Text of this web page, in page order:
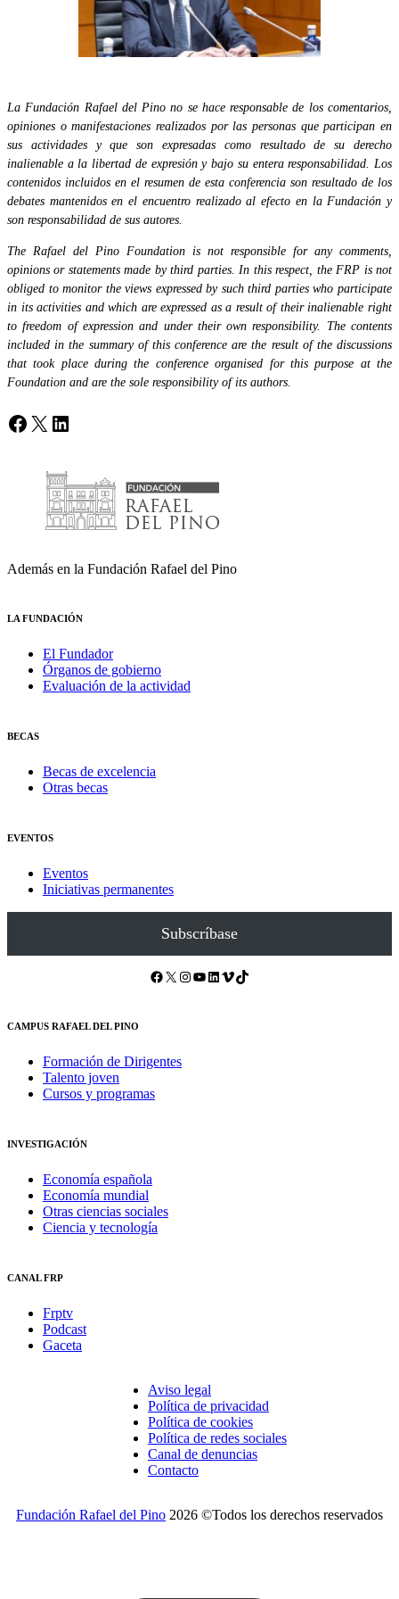
La Fundación Rafael del Pino no se hace responsable de los comentarios,
opiniones o manifestaciones realizados por las personas que participan en
sus actividades y que son expresadas como resultado de su derecho
inalienable a la libertad de expresión y bajo su entera responsabilidad. Los
contenidos incluidos en el resumen de esta conferencia son resultado de los
debates mantenidos en el encuentro realizado al efecto en la Fundación y
son responsabilidad de sus autores.
The Rafael del Pino Foundation is not responsible for any comments,
opinions or statements made by third parties. In this respect, the FRP is not
obliged to monitor the views expressed by such third parties who participate
in its activities and which are expressed as a result of their inalienable right
to freedom of expression and under their own responsibility. The contents
included in the summary of this conference are the result of the discussions
that took place during the conference organised for this purpose at the
Foundation and are the sole responsibility of its authors.
Facebook
X LinkedIn
Además en la Fundación Rafael del Pino
LA FUNDACIÓN
El Fundador
Órganos de gobierno
Evaluación de la actividad
BECAS
Becas de excelencia
Otras becas
EVENTOS
Eventos
Iniciativas permanentes
Subscríbase
Facebook X Instagram YouTube LinkedIn Vimeo TikTok
CAMPUS RAFAEL DEL PINO
Formación de Dirigentes
Talento joven
Cursos y programas
INVESTIGACIÓN
Economía española
Economía mundial
Otras ciencias sociales
Ciencia y tecnología
CANAL FRP
Frptv
Podcast
Gaceta
Aviso legal
Política de privacidad
Política de cookies
Política de redes sociales
Canal de denuncias
Contacto
Fundación Rafael del Pino 2026 ©Todos los derechos reservados